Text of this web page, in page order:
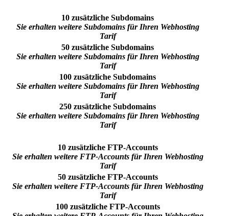
10 zusätzliche Subdomains
Sie erhalten weitere Subdomains für Ihren Webhosting
Tarif
50 zusätzliche Subdomains
Sie erhalten weitere Subdomains für Ihren Webhosting
Tarif
100 zusätzliche Subdomains
Sie erhalten weitere Subdomains für Ihren Webhosting
Tarif
250 zusätzliche Subdomains
Sie erhalten weitere Subdomains für Ihren Webhosting
Tarif
10 zusätzliche FTP-Accounts
Sie erhalten weitere FTP-Accounts für Ihren Webhosting
Tarif
50 zusätzliche FTP-Accounts
Sie erhalten weitere FTP-Accounts für Ihren Webhosting
Tarif
100 zusätzliche FTP-Accounts